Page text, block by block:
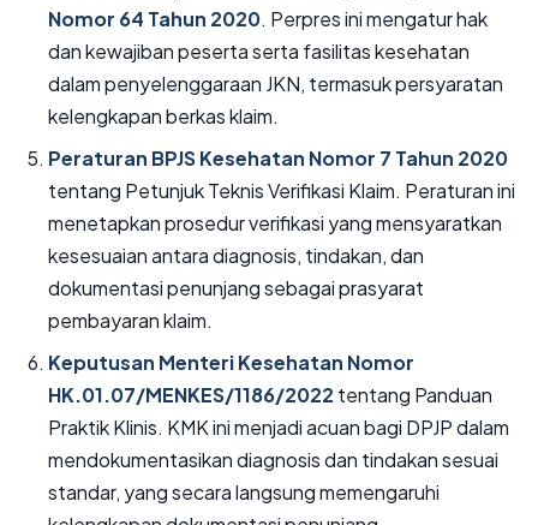
Nomor 64 Tahun 2020. Perpres ini mengatur hak
dan kewajiban peserta serta fasilitas kesehatan
dalam penyelenggaraan JKN, termasuk persyaratan
kelengkapan berkas klaim.
Peraturan BPJS Kesehatan Nomor 7 Tahun 2020
tentang Petunjuk Teknis Verifikasi Klaim. Peraturan ini
menetapkan prosedur verifikasi yang mensyaratkan
kesesuaian antara diagnosis, tindakan, dan
dokumentasi penunjang sebagai prasyarat
pembayaran klaim.
Keputusan Menteri Kesehatan Nomor
HK.01.07/MENKES/1186/2022 tentang Panduan
Praktik Klinis. KMK ini menjadi acuan bagi DPJP dalam
mendokumentasikan diagnosis dan tindakan sesuai
standar, yang secara langsung memengaruhi